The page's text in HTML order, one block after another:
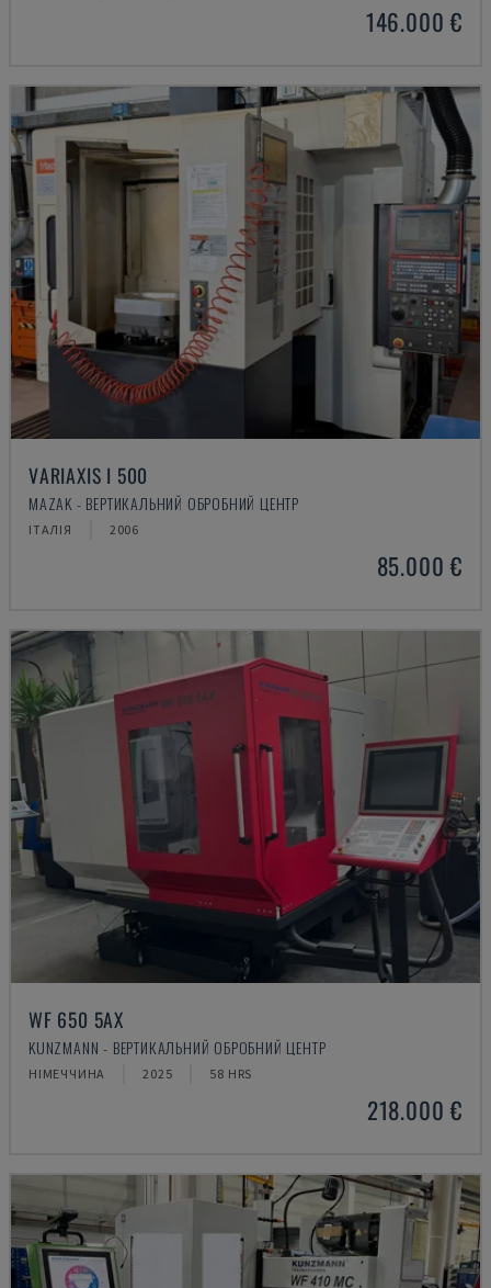
146.000 €
VARIAXIS I 500
MAZAK - ВЕРТИКАЛЬНИЙ ОБРОБНИЙ ЦЕНТР
ІТАЛІЯ 2006
85.000 €
WF 650 5AX
KUNZMANN - ВЕРТИКАЛЬНИЙ ОБРОБНИЙ ЦЕНТР
НІМЕЧЧИНА 2025 58 HRS
218.000 €